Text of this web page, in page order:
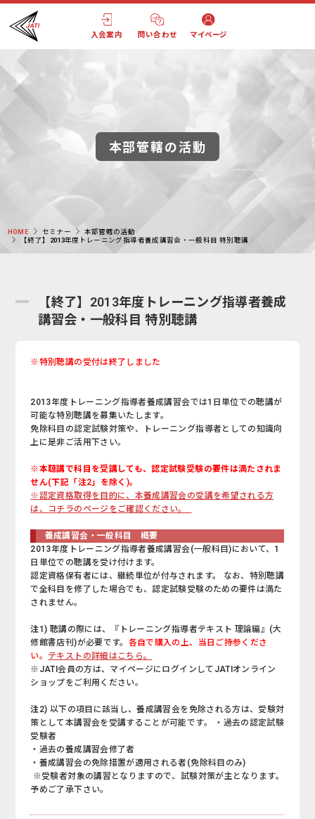
入会案内 問い合わせ マイページ
本部管轄の活動
HOME セミナー
本部管轄の活動
【終了】2013年度トレーニング指導者養成講習会・一般科目 特別聴講
【終了】2013年度トレーニング指導者養成
講習会・一般科目 特別聴講
※特別聴講の受付は終了しました
2013年度トレーニング指導者養成講習会では1日単位での聴講が
可能な特別聴講を募集いたします。
免除科目の認定試験対策や、トレーニング指導者としての知識向
上に是非ご活用下さい。
※本聴講で科目を受講しても、認定試験受験の要件は満たされま
せん(下記「注2」を除く)。
※認定資格取得を目的に、本養成講習会の受講を希望される方
は、コチラのページをご確認ください。
養成講習会・一般科目 概要
2013年度トレーニング指導者養成講習会(一般科目)において、1
日単位での聴講を受け付けます。
認定資格保有者には、継続単位が付与されます。 なお、特別聴講
で全科目を修了した場合でも、認定試験受験のための要件は満た
されません。
注1) 聴講の際には、『トレーニング指導者テキスト 理論編』(大
修館書店刊)が必要です。 各自で購入の上、当日ご持参くださ
い。 テキストの詳細はこちら。
※JATI会員の方は、マイページにログインしてJATIオンライン
ショップをご利用ください。
注2) 以下の項目に該当し、養成講習会を免除される方は、受験対
策として本講習会を受講することが可能です。 ・過去の認定試験
受験者
・過去の養成講習会修了者
・養成講習会の免除措置が適用される者(免除科目のみ)
※受験者対象の講習となりますので、試験対策が主となります。
予めご了承下さい。